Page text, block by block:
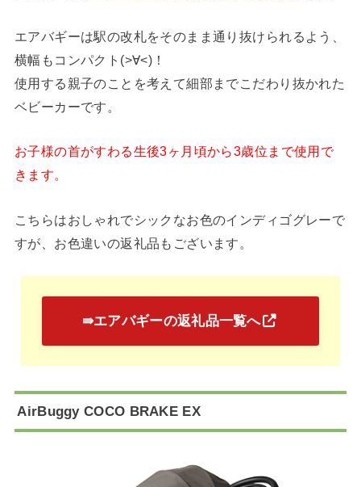
エアバギーは駅の改札をそのまま通り抜けられるよう、
横幅もコンパクト(>∀<)！
使用する親子のことを考えて細部までこだわり抜かれた
ベビーカーです。
お子様の首がすわる生後3ヶ月頃から3歳位まで使用で
きます。
こちらはおしゃれでシックなお色のインディゴグレーで
すが、お色違いの返礼品もございます。
⇛エアバギーの返礼品一覧へ
AirBuggy COCO BRAKE EX